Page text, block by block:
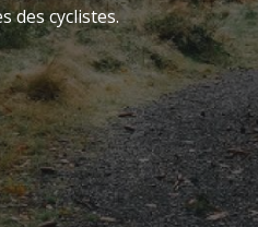
des cyclistes.